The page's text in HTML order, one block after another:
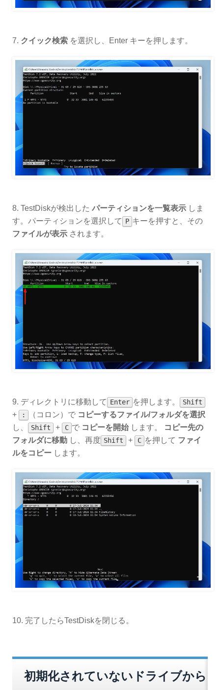
7. クイック検索 を選択し、Enter キーを押します。
8. TestDiskが検出した パーティションを一覧表示 しま
す。パーティションを選択して P キーを押すと、その
ファイルが表示 されます。
9. ディレクトリに移動して Enter を押します。 Shift
+ : （コロン）で コピーするファイル/フォルダを選択
し、
Shift + C で コピーを開始 します。
コピー先の
フォルダに移動 し、再度 Shift + C を押して ファイ
ルをコピー します。
10. 完了したらTestDiskを閉じる。
初期化されていないドライブから